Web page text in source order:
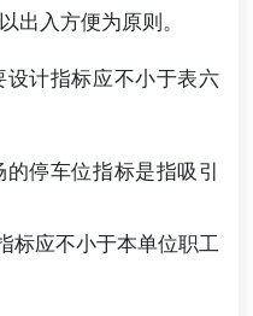
出入方便为原则。
计指标应不小于表六
停车位指标是指吸引
标应不小于本单位职工